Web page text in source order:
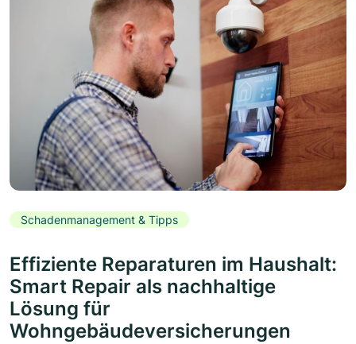
Schadenmanagement & Tipps
Effiziente Reparaturen im Haushalt:
Smart Repair als nachhaltige
Lösung für
Wohngebäudeversicherungen